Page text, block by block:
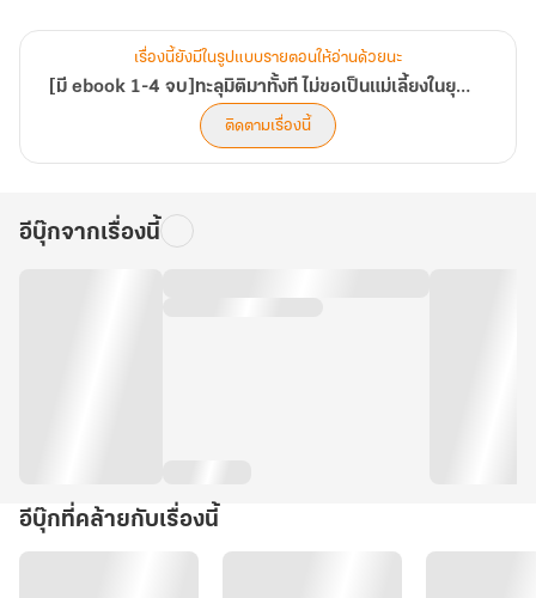
.
นิยายเรื่องนี้นางเอกกับพระเอกในนิยายต้นฉบับไม่ค่อยมีเรื่องให้
เกี่ยวข้องกันเท่าไหร่นะคะ พระเอกตัวจริงโผล่มาหลังๆ เลย
นิยายเน้นพัฒนาการการเติบโตของนางเอกเป็นหลัก ส่วนพระเอกเป็นตัว
แค่ไหน
เรื่องนี้ยังมีในรูปแบบรายตอนให้อ่านด้วยนะ
[มี ebook 1-4 จบ]ทะลุมิติมาทั้งที ไม่ขอเป็นแม่เลี้ยงในยุค70
ติดตามเรื่องนี้
อีบุ๊กจากเรื่องนี้
อีบุ๊กที่คล้ายกับเรื่องนี้